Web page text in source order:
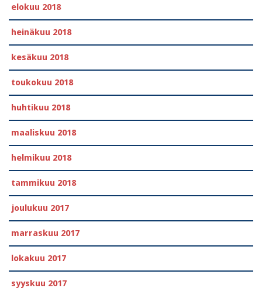
elokuu 2018
heinäkuu 2018
kesäkuu 2018
toukokuu 2018
huhtikuu 2018
maaliskuu 2018
helmikuu 2018
tammikuu 2018
joulukuu 2017
marraskuu 2017
lokakuu 2017
syyskuu 2017